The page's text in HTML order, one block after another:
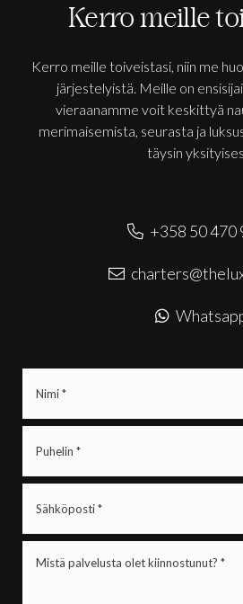
Kerro meille
Kerro meille toiveistasi, niin me
järjestelyistä. Meille on
vieraanamme voit keskittyä
merimaisemista, seurasta ja
täysin
+358 50 470
(Pakollinen)
(Pakollinen)
(Pakollinen)
palvelusta